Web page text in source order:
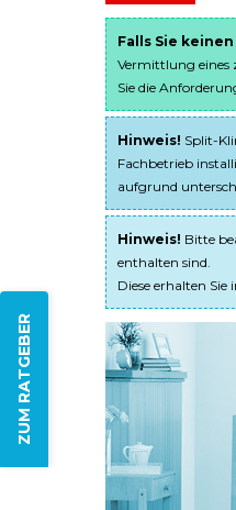
ZUM RATGEBER
Falls Sie
Vermittlung eines
Sie die
Hinweis! Split-
Fachbetrieb
aufgrund
Hinweis! Bitte
enthalten sind.
Diese erhalten Sie